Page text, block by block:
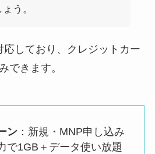
う。
しており、クレジットカー
できます。
ン ：新規・MNP申し込み
で1GB＋データ使い放題